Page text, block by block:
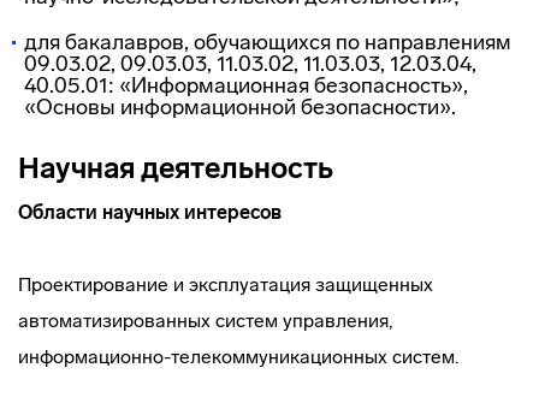
для бакалавров, обучающихся по направлениям
09.03.02, 09.03.03, 11.03.02, 11.03.03, 12.03.04,
40.05.01: «Информационная безопасность»,
«Основы информационной безопасности».
Научная деятельность
Области научных интересов
Проектирование и эксплуатация защищенных
автоматизированных систем управления,
информационно-телекоммуникационных систем.